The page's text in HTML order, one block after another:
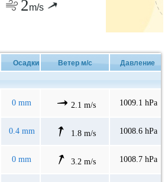
2m/s
Осадки Ветер м/с Давление
0 mm 2.1 m/s 1009.1 hPa
0.4 mm 1.8 m/s 1008.6 hPa
0 mm 3.2 m/s 1008.7 hPa